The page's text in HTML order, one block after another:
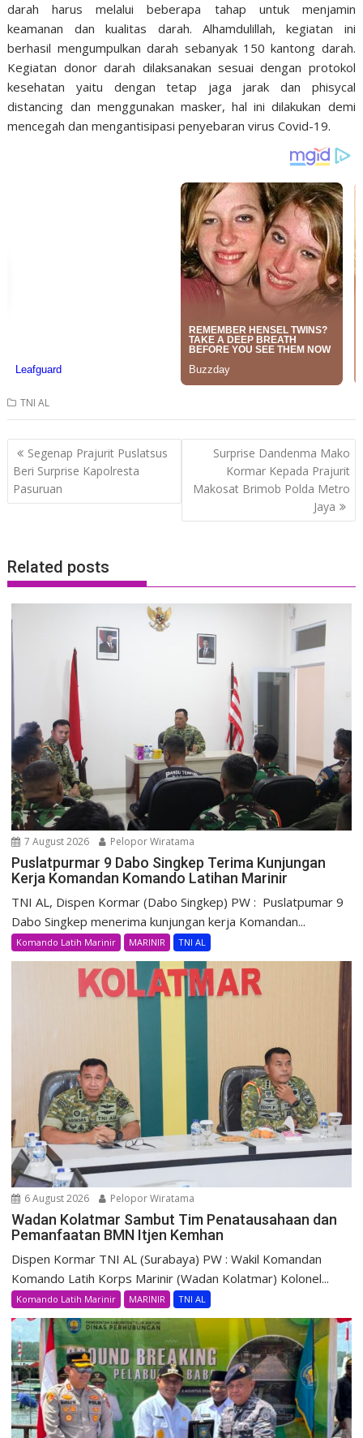
darah harus melalui beberapa tahap untuk menjamin
keamanan dan kualitas darah. Alhamdulillah, kegiatan ini
berhasil mengumpulkan darah sebanyak 150 kantong darah.
Kegiatan donor darah dilaksanakan sesuai dengan protokol
kesehatan yaitu dengan tetap jaga jarak dan phisycal
distancing dan menggunakan masker, hal ini dilakukan demi
mencegah dan mengantisipasi penyebaran virus Covid-19.
TNI AL
Post
navigation
Segenap Prajurit Puslatsus
Beri Surprise Kapolresta
Pasuruan
Surprise Dandenma Mako
Kormar Kepada Prajurit
Makosat Brimob Polda Metro
Jaya
Related posts
7 August 2026 Pelopor Wiratama
Puslatpurmar 9 Dabo Singkep Terima Kunjungan
Kerja Komandan Komando Latihan Marinir
TNI AL, Dispen Kormar (Dabo Singkep) PW : Puslatpumar 9
Dabo Singkep menerima kunjungan kerja Komandan...
Komando Latih Marinir MARINIR TNI AL
6 August 2026 Pelopor Wiratama
Wadan Kolatmar Sambut Tim Penatausahaan dan
Pemanfaatan BMN Itjen Kemhan
Dispen Kormar TNI AL (Surabaya) PW : Wakil Komandan
Komando Latih Korps Marinir (Wadan Kolatmar) Kolonel...
Komando Latih Marinir MARINIR TNI AL